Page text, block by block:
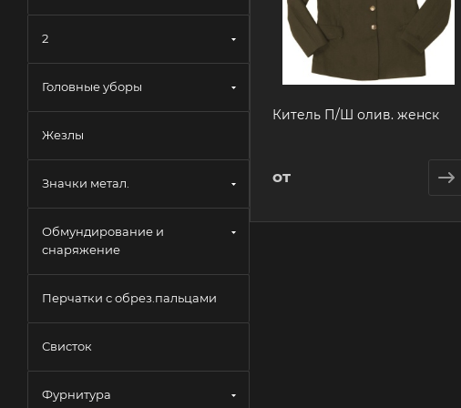
Китель П/Ш олив. женск
от
2
Головные уборы
Жезлы
Значки метал.
Обмундирование и
снаряжение
Перчатки с обрез.пальцами
Свисток
Фурнитура